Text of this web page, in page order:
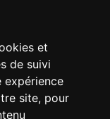
et
de suivi
expérience
site, pour
moyenne: 13,1
manquante